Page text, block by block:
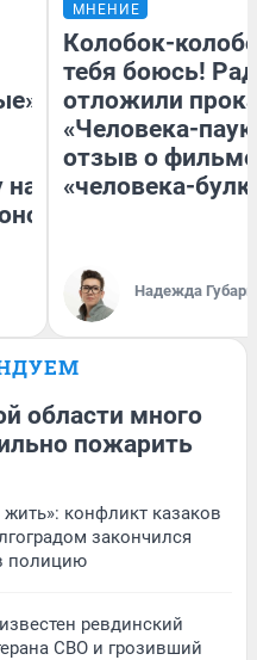
МНЕНИЕ
Колобок-
тебя боюсь!
отложили
«Человека-
отзыв о
«человека-
Надежда Губарь
области много
пожарить
конфликт казаков
закончился
полицию
ревдинский
СВО и грозивший